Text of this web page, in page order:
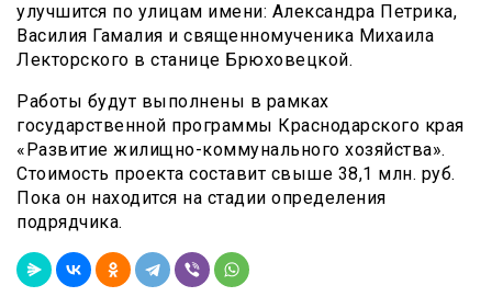
улучшится по улицам имени: Александра Петрика,
Василия Гамалия и священномученика Михаила
Лекторского в станице Брюховецкой.
Работы будут выполнены в рамках
государственной программы Краснодарского края
«Развитие жилищно-коммунального хозяйства».
Стоимость проекта составит свыше 38,1 млн. руб.
Пока он находится на стадии определения
подрядчика.